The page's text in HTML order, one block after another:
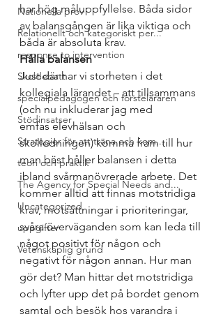
Nationella prov
Relationellt och kategoriskt per...
response to intervention
Skoldebatt
specialpedagogen och försteläraren
Stödinsatser
Strategier för att träna och kom...
teori och praktik
The Agency for Special Needs and...
Uncategorized
uppgifter
Vetenskaplig grund
har hög måluppfyllelse. Båda sidor
av balansgången är lika viktiga och
båda är absoluta krav.
Hålla balansen
Just där har vi storheten i det
kollegiala lärandet – att tillsammans
(och nu inkluderar jag med
emfas elevhälsan och
skolledningen) komma fram till hur
man bäst håller balansen i detta
ibland svårmanövrerade arbete. Det
kommer alltid att finnas motstridiga
krav, motsättningar i prioriteringar,
svåra överväganden som kan leda till
något positivt för någon och
negativt för någon annan. Hur man
gör det? Man hittar det motstridiga
och lyfter upp det på bordet genom
samtal och besök hos varandra i